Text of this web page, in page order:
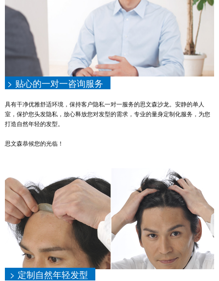
> 贴心的一对一咨询服务
具有干净优雅舒适环境，保持客户隐私一对一服务的思文森沙龙。安静的单人
室，保护您头发隐私，放心释放您对发型的需求，专业的量身定制化服务，为您
打造自然年轻的发型。
思文森恭候您的光临！
> 定制自然年轻发型